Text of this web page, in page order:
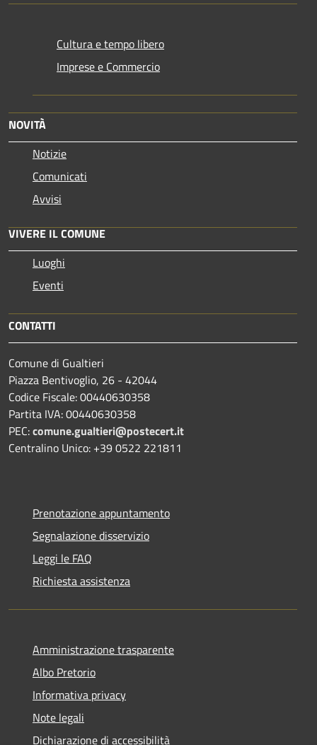
Cultura e tempo libero
Imprese e Commercio
NOVITÀ
Notizie
Comunicati
Avvisi
VIVERE IL COMUNE
Luoghi
Eventi
CONTATTI
Comune di Gualtieri
Piazza Bentivoglio, 26 - 42044
Codice Fiscale: 00440630358
Partita IVA: 00440630358
PEC:comune.gualtieri@postecert.it
Centralino Unico: +39 0522 221811
Prenotazione appuntamento
Segnalazione disservizio
Leggi le FAQ
Richiesta assistenza
Amministrazione trasparente
Albo Pretorio
Informativa privacy
Note legali
Dichiarazione di accessibilità